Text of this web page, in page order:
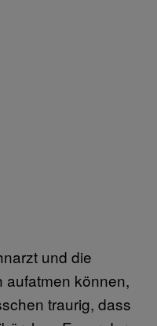
und die
aufatmen können,
traurig, dass